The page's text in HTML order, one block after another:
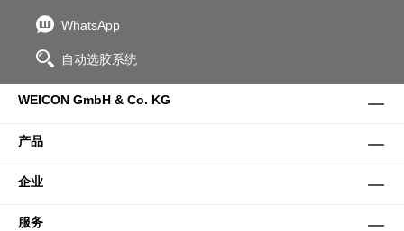
WhatsApp
自动选胶系统
WEICON GmbH & Co. KG
产品
企业
服务